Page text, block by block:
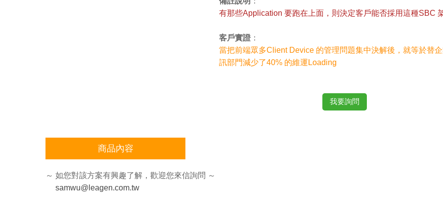
有那些Application 要跑在上面，則決定客戶能否採用這種SBC
客戶實證：
當把前端眾多Client Device 的管理問題集中決解後，就等於替
訊部門減少了40% 的維運Loading
我要詢問
商品內容
～ 如您對該方案有興趣了解，歡迎您來信詢問 ～
samwu@leagen.com.tw